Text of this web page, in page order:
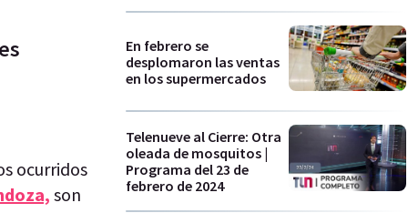
ocurridos
son
En febrero se
desplomaron las ventas
en los supermercados
Telenueve al Cierre: Otra
oleada de mosquitos |
Programa del 23 de
febrero de 2024